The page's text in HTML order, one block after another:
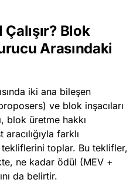
Blok
Arasındaki
iki ana bileşen
ve blok inşacıları
blok üretme hakkı
farklı
toplar. Bu teklifler,
ne kadar ödül (MEV +
da belirtir.